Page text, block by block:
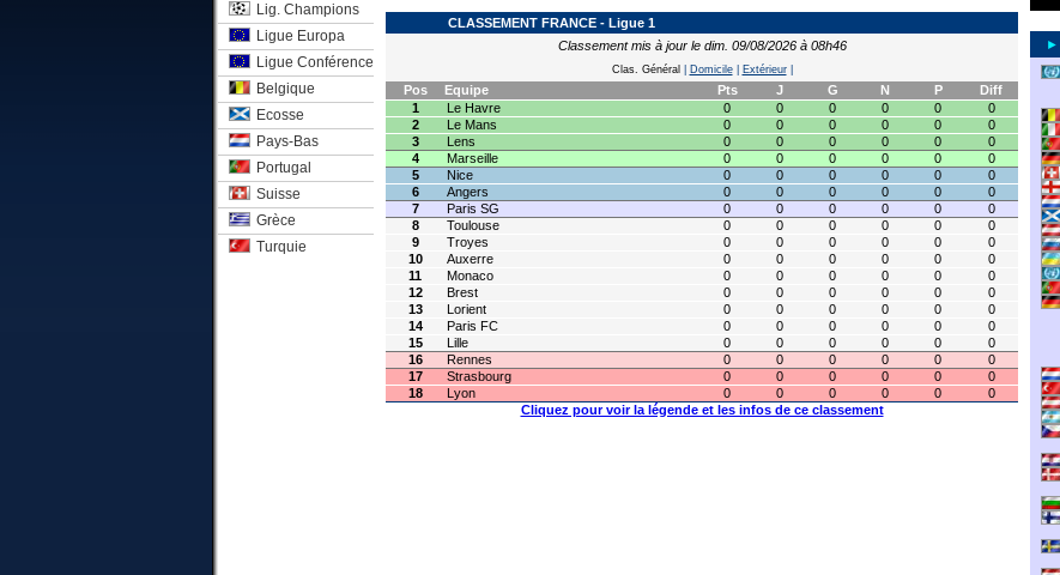
Lig. Champions
Ligue Europa
Ligue Conférence
Belgique
Ecosse
Pays-Bas
Portugal
Suisse
Grèce
Turquie
CLASSEMENT FRANCE - Ligue 1
Classement mis à jour le dim. 09/08/2026 à 08h46
Clas. Général Domicile| Extérieur|
Pos Equipe Pts J G N P
Diff
1
Le Havre 0 0 0 0 0
0
2
Le Mans 0 0 0 0 0
0
3
Lens 0 0 0 0 0
0
4
Marseille 0 0 0 0 0
0
5
Nice 0 0 0 0 0
0
6
Angers 0 0 0 0 0
0
7
Paris SG 0 0 0 0 0
0
8
Toulouse 0 0 0 0 0
0
9
Troyes 0 0 0 0 0
0
10
Auxerre 0 0 0 0 0
0
11
Monaco 0 0 0 0 0
0
12
Brest 0 0 0 0 0
0
13
Lorient 0 0 0 0 0
0
14
Paris FC 0 0 0 0 0
0
15
Lille 0 0 0 0 0
0
16
Rennes 0 0 0 0 0
0
17
Strasbourg 0 0 0 0 0
0
18
Lyon 0 0 0 0 0
0
Cliquez pour voir la légende et les infos de ce classement
►